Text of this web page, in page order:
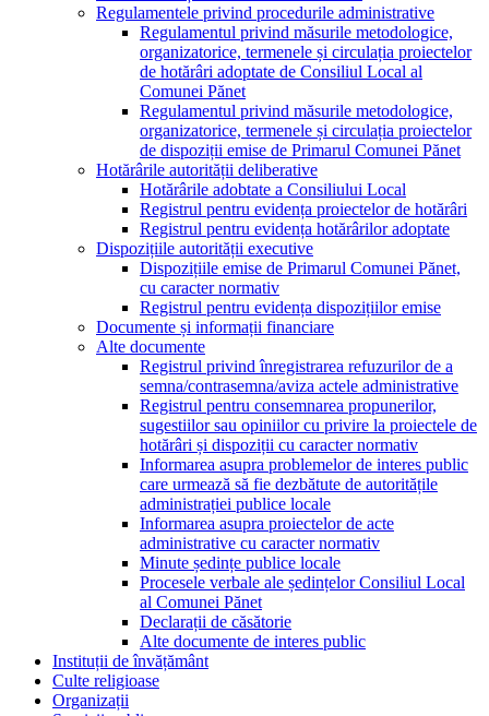
Regulamentele privind procedurile administrative
Regulamentul privind măsurile metodologice,
organizatorice, termenele și circulația proiectelor
de hotărâri adoptate de Consiliul Local al
Comunei Pănet
Regulamentul privind măsurile metodologice,
organizatorice, termenele și circulația proiectelor
de dispoziții emise de Primarul Comunei Pănet
Hotărârile autorității deliberative
Hotărârile adobtate a Consiliului Local
Registrul pentru evidența proiectelor de hotărâri
Registrul pentru evidența hotărârilor adoptate
Dispozițiile autorității executive
Dispozițiile emise de Primarul Comunei Pănet,
cu caracter normativ
Registrul pentru evidența dispozițiilor emise
Documente și informații financiare
Alte documente
Registrul privind înregistrarea refuzurilor de a
semna/contrasemna/aviza actele administrative
Registrul pentru consemnarea propunerilor,
sugestiilor sau opiniilor cu privire la proiectele de
hotărâri și dispoziții cu caracter normativ
Informarea asupra problemelor de interes public
care urmează să fie dezbătute de autoritățile
administrației publice locale
Informarea asupra proiectelor de acte
administrative cu caracter normativ
Minute ședințe publice locale
Procesele verbale ale ședințelor Consiliul Local
al Comunei Pănet
Declarații de căsătorie
Alte documente de interes public
Instituții de învățământ
Culte religioase
Organizații